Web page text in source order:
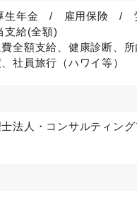
生年金 / 雇用保険 /
給(全額)
全額支給、健康診断、所
社員旅行（ハワイ等）
法人・コンサルティング